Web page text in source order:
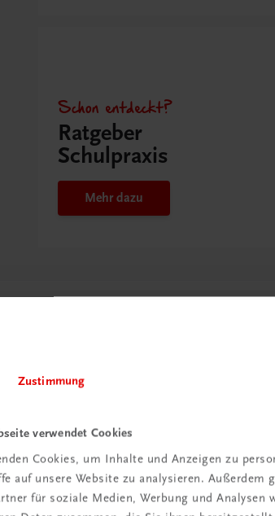
Zustimmung
verwendet Cookies
Cookies, um Inhalte und Anzeigen zu
auf unsere Website zu analysieren.
für soziale Medien, Werbung und
Schon entdeckt?
Ratgeber
Schulpraxis
Mehr dazu
in der